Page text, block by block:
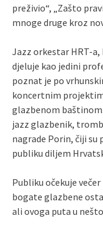
preživio“, „Zašto
mnoge druge kroz
Jazz orkestar HRT-
djeluje kao jedini
poznat je po
koncertnim
glazbenom
jazz glazbenik,
nagrade Porin, čiji
publiku diljem
Publiku očekuje
bogate glazbene
ali ovoga puta u